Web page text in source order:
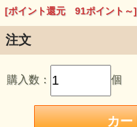
体内の酵素量は、20歳前
し、40歳を過ぎるとほと
を防ぐために毎日の食事
ってきました。味噌、漬
菌、乳酸菌、納豆菌など
スピルリナとは
[ポイント還元 91ポイント～]
注文
購入数： 個